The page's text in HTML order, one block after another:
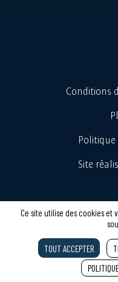
Conditions
Site
Ce site utilise des cookies et
TOUT ACCEPTER